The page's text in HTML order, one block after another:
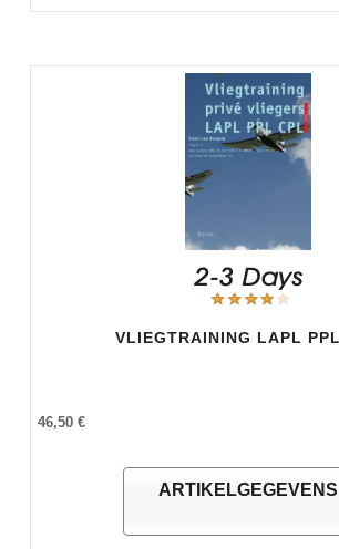
VLIEGTRAINING LAPL
46,50 €
ARTIKELGEGEVENS